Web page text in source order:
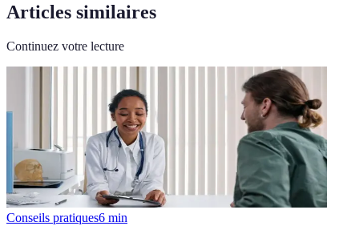
Articles similaires
Continuez votre lecture
Conseils pratiques6 min